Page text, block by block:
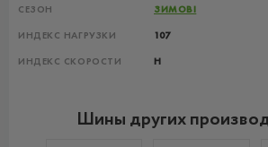
СЕЗОН ЗИМОВІ
ИНДЕКС НАГРУЗКИ 107
ИНДЕКС СКОРОСТИ H
Шины других